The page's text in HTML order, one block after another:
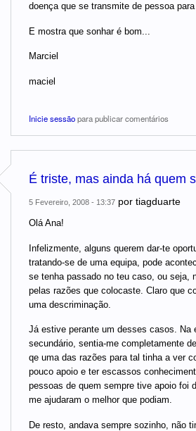
doença que se transmite de pessoa
E mostra que sonhar é bom...
Marciel
maciel
Inicie sessãopara publicar comentários
É triste, mas ainda há quem
5 Fevereiro, 2008 - 13:37 por tiagduarte
Olá Ana!
Infelizmente, alguns querem dar-te
tratando-se de uma equipa, pode
se tenha passado no teu caso, ou seja,
pelas razões que colocaste. Claro que
uma descriminação.
Já estive perante um desses casos. Na
secundário, sentia-me completamente
qe uma das razões para tal tinha a ver
pouco apoio e ter escassos
pessoas de quem sempre tive apoio foi
me ajudaram o melhor que podiam.
De resto, andava sempre sozinho, não